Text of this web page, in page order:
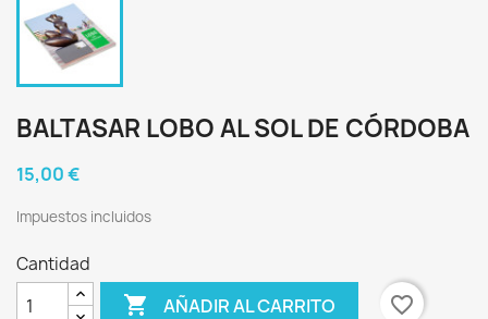
BALTASAR LOBO AL SOL DE CÓRDOBA
15,00 €
Impuestos incluidos
Cantidad
 AÑADIR AL CARRITO favorite_border